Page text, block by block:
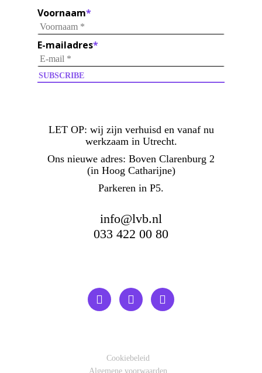
Voornaam*
E-mailadres*
LET OP: wij zijn verhuisd en vanaf nu
werkzaam in Utrecht.
Ons nieuwe adres: Boven Clarenburg 2
(in Hoog Catharijne)
Parkeren in P5.
info@lvb.nl
033 422 00 80
Cookiebeleid
Algemene voorwaarden